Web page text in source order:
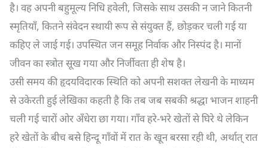
है। वह अपनी बहुमूल्य निधि हवेली, जिसके साथ उसकी न जाने कितनी
स्मृतियाँ, कितने संवेदन स्थायी रूप से संयुक्त हैं, छोड़कर चली गई या
कहिए ले जाई गई। उपस्थित जन समूह निर्वाक और निस्पंद है। मानों
जीवन का स्त्रोत सूख गया और निर्जीवता ही शेष है।
उसी समय की हृदयविदारक स्थिति को अपनी सशक्त लेखनी के माध्यम
से उकेरती हुई लेखिका कहती है कि तब जब सबकी श्रद्धा भाजन शाहनी
चली गई चारों ओर अँधेरा छा गया। गाँव हरे-भरे खेतों से घिरे थे लेकिन
हरे खेतों के बीच बसे हिन्दू गाँवों में रात के खून बरसा रही थी, अर्थात् रात